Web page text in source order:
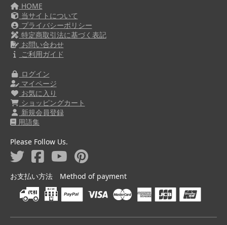
HOME
当サイトについて
プライバシーポリシー
特定商取引法に基づく表記
お問い合わせ
ご利用ガイド
ログイン
マイページ
お気に入り
ショッピングカート
新規会員登録
用語集
Please Follow Us.
お支払い方法 Method of payment